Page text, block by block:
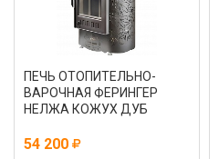
ПЕЧЬ ОТОПИТЕЛЬНО-
ВАРОЧНАЯ ФЕРИНГЕР
НЕЛЖА КОЖУХ ДУБ
54 200